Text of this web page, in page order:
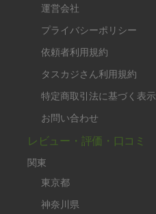
運営会社
プライバシーポリシー
依頼者利用規約
タスカジさん利用規約
特定商取引法に基づく表示
お問い合わせ
レビュー・評価・口コミ
関東
東京都
神奈川県